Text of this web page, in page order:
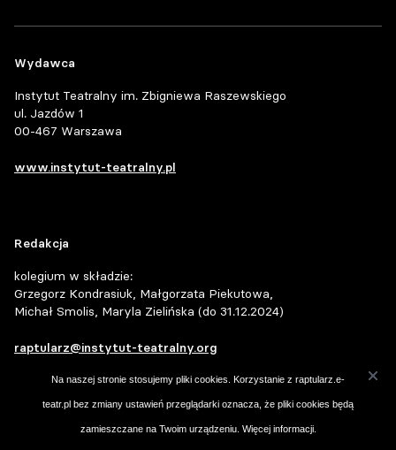
Wydawca
Instytut Teatralny im. Zbigniewa Raszewskiego
ul. Jazdów 1
00-467 Warszawa
www.instytut-teatralny.pl
Redakcja
kolegium w składzie:
Grzegorz Kondrasiuk, Małgorzata Piekutowa,
Michał Smolis, Maryla Zielińska (do 31.12.2024)
raptularz@instytut-teatralny.org
Michał Januszaniec, Dorota Kołodziejczyk,
Alicja Borowiec
Na naszej stronie stosujemy pliki cookies. Korzystanie z raptularz.e-
teatr.pl bez zmiany ustawień przeglądarki oznacza, że pliki cookies będą
zamieszczane na Twoim urządzeniu. Więcej informacji.